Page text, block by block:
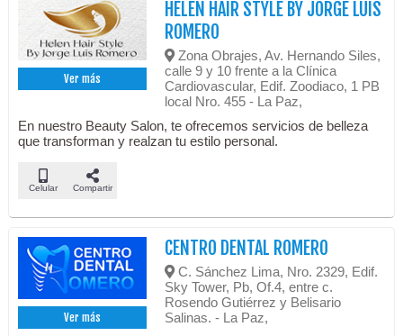
Ver más
HELEN HAIR STYLE BY JORGE LUIS
ROMERO
Zona Obrajes, Av. Hernando Siles,
calle 9 y 10 frente a la Clínica
Cardiovascular, Edif. Zoodiaco, 1 PB
local Nro. 455 - La Paz,
En nuestro Beauty Salon, te ofrecemos servicios de belleza
que transforman y realzan tu estilo personal.
Celular Compartir
Ver más
CENTRO DENTAL ROMERO
C. Sánchez Lima, Nro. 2329, Edif.
Sky Tower, Pb, Of.4, entre c.
Rosendo Gutiérrez y Belisario
Salinas. - La Paz,